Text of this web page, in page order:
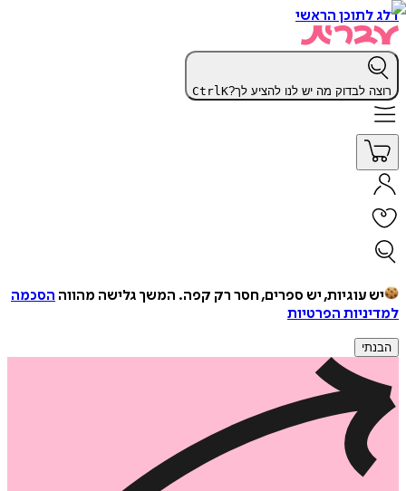
דלג לתוכן הראשי
רוצה לבדוק מה יש לנו להציע לך? CtrlK
יש עוגיות, יש ספרים, חסר רק קפה. המשך גלישה מהווה הסכמה
למדיניות הפרטיות
הבנתי